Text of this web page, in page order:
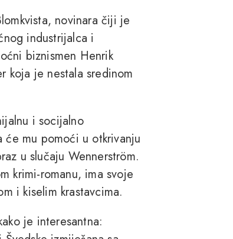
novinara čiji je
industrijalca i
biznismen Henrik
koja je nestala sredinom
i socijalno
će mu pomoći u otkrivanju
u slučaju Wennerström.
krimi-romanu, ima svoje
i kiselim krastavcima.
je interesantna: